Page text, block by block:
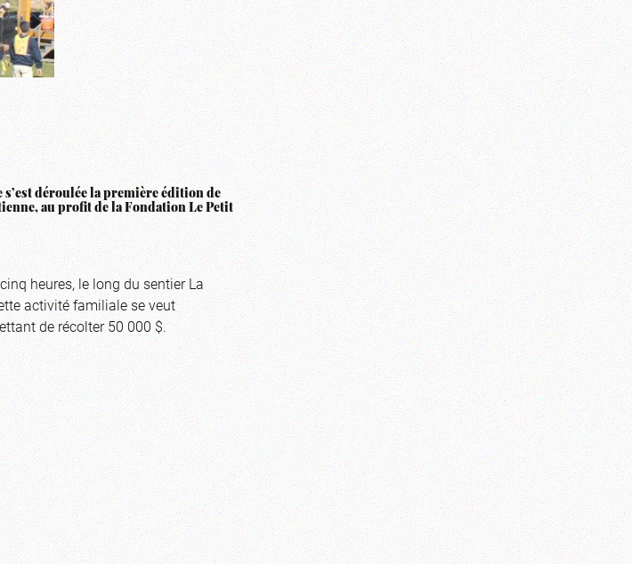
déroulée la première édition de
au profit de la Fondation Le Petit
heures, le long du sentier La
activité familiale se veut
de récolter 50 000 $.